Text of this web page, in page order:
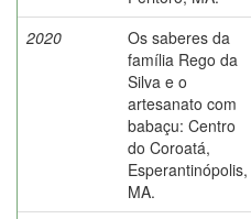
2020
Os saberes da
família Rego da
Silva e o
artesanato com
babaçu: Centro
do Coroatá,
Esperantinópolis,
MA.